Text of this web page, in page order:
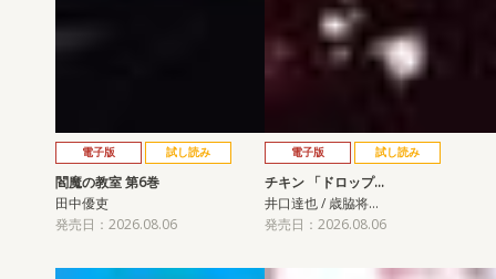
電子版 試し読み
閻魔の教室 第6巻
田中優吏
発売日：2026.08.06
電子版 試し読み
チキン 「ドロップ…
井口達也 / 歳脇将…
発売日：2026.08.06